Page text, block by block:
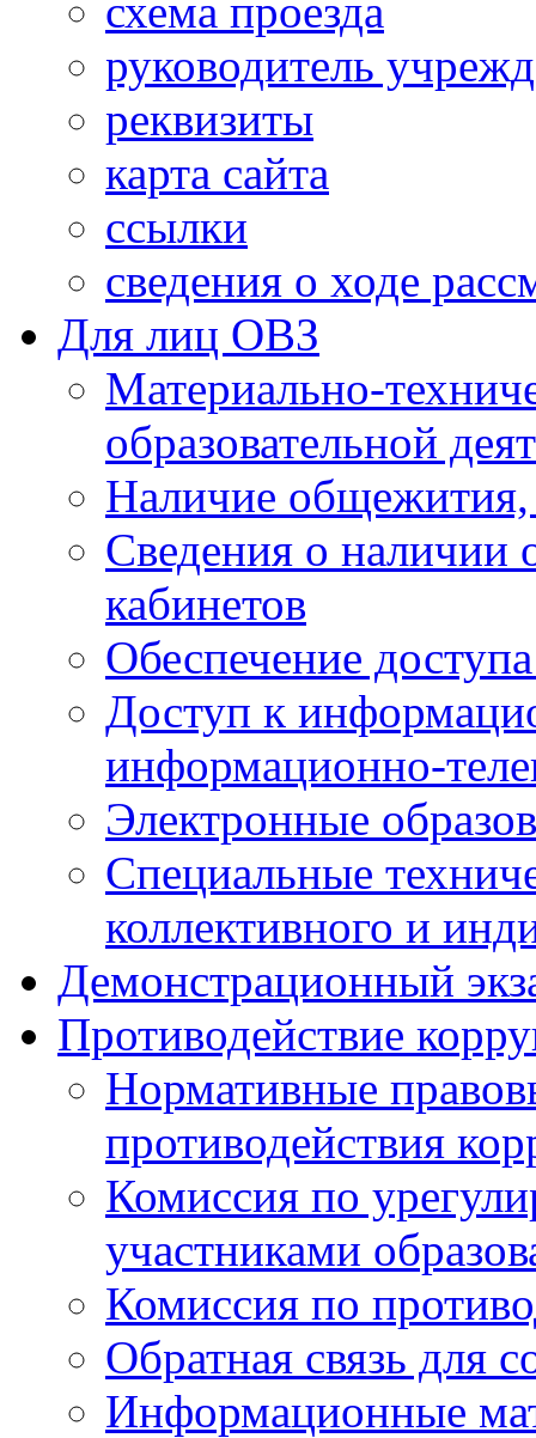
схема проезда
руководитель
реквизиты
карта сайта
ссылки
сведения о ходе
Для лиц ОВЗ
Материально-
образовательной
Наличие общежития,
Сведения о наличии
кабинетов
Обеспечение
Доступ к
информационно-
Электронные
Специальные
коллективного и
Демонстрационный
Противодействие
Нормативные
противодействия
Комиссия по
участниками
Комиссия по
Обратная связь для
Информационные